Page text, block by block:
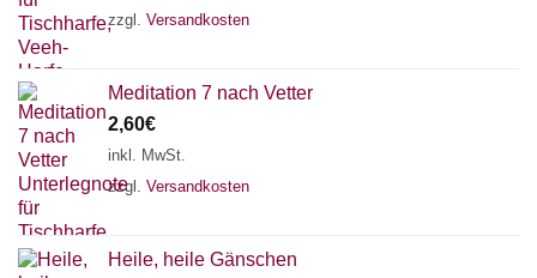
zzgl. Versandkosten
Meditation 7 nach Vetter
2,60€
inkl. MwSt.
zzgl. Versandkosten
Heile, heile Gänschen